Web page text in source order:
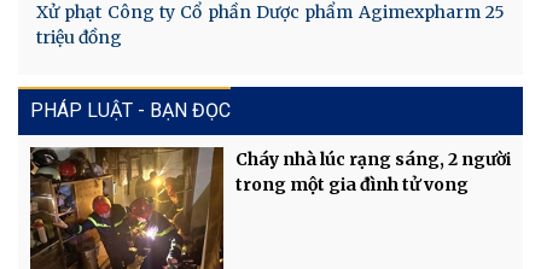
Xử phạt Công ty Cổ phần Dược phẩm Agimexpharm 25
triệu đồng
PHÁP LUẬT - BẠN ĐỌC
Cháy nhà lúc rạng sáng, 2 người
trong một gia đình tử vong